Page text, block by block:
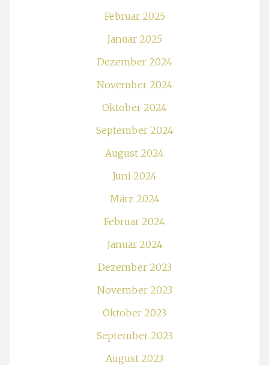
Februar 2025
Januar 2025
Dezember 2024
November 2024
Oktober 2024
September 2024
August 2024
Juni 2024
März 2024
Februar 2024
Januar 2024
Dezember 2023
November 2023
Oktober 2023
September 2023
August 2023